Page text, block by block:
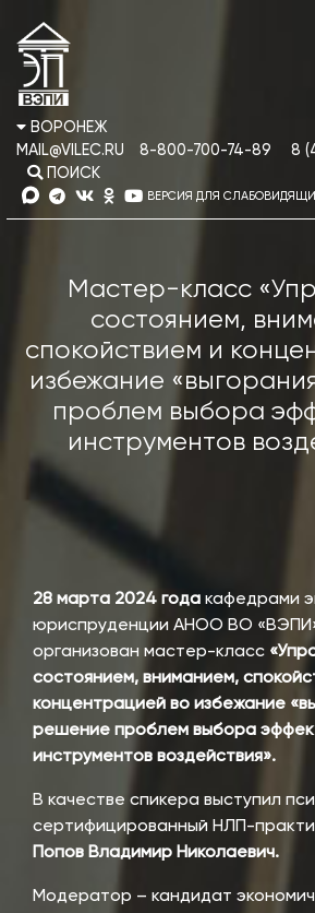
ВОРОНЕЖ
MAIL@VILEC.RU
8-800-700-74-89
8
ПОИСК
ВЕРСИЯ ДЛЯ
Мастер-класс
состоянием,
спокойствием и
избежание
проблем выбора
инструментов
28 марта 2024 года кафедрами
юриспруденции АНОО ВО
организован мастер-класс
состоянием, вниманием,
концентрацией во избежание
решение проблем выбора
инструментов воздействия».
В качестве спикера выступил
сертифицированный НЛП-
Попов Владимир Николаевич.
Модератор – кандидат